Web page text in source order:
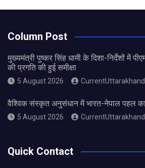
Column Post
मुख्यमंत्री पुष्कर सिंह धामी के दिशा-निर्देशों में
की प्रगति की हुई समीक्षा
5 August 2026 CurrentUttarakhand
वैश्विक संस्कृत अनुसंधान में भारत-नेपाल पहल का
5 August 2026 CurrentUttarakhand
Quick Contact